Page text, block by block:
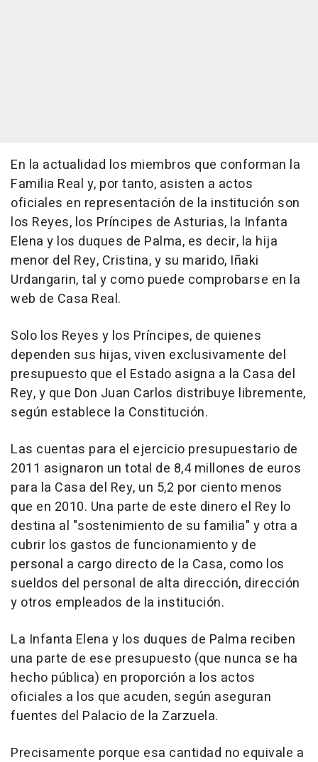
En la actualidad los miembros que conforman la
Familia Real y, por tanto, asisten a actos
oficiales en representación de la institución son
los Reyes, los Príncipes de Asturias, la Infanta
Elena y los duques de Palma, es decir, la hija
menor del Rey, Cristina, y su marido, Iñaki
Urdangarin, tal y como puede comprobarse en la
web de Casa Real.
Solo los Reyes y los Príncipes, de quienes
dependen sus hijas, viven exclusivamente del
presupuesto que el Estado asigna a la Casa del
Rey, y que Don Juan Carlos distribuye libremente,
según establece la Constitución.
Las cuentas para el ejercicio presupuestario de
2011 asignaron un total de 8,4 millones de euros
para la Casa del Rey, un 5,2 por ciento menos
que en 2010. Una parte de este dinero el Rey lo
destina al "sostenimiento de su familia" y otra a
cubrir los gastos de funcionamiento y de
personal a cargo directo de la Casa, como los
sueldos del personal de alta dirección, dirección
y otros empleados de la institución.
La Infanta Elena y los duques de Palma reciben
una parte de ese presupuesto (que nunca se ha
hecho pública) en proporción a los actos
oficiales a los que acuden, según aseguran
fuentes del Palacio de la Zarzuela.
Precisamente porque esa cantidad no equivale a